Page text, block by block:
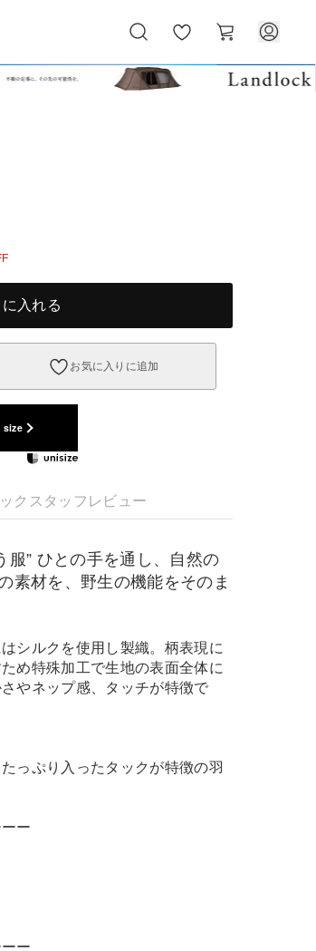
気
に
ー
ト
入れる
お気に入りに追加
size
ク スタッフレビュー
服” ひとの手を通し、自然の
素材を、野生の機能をそのま
シルクを使用し製織。柄表現に
め特殊加工で生地の表面全体に
やネップ感、タッチが特徴で
っぷり入ったタックが特徴の羽
ー
ー